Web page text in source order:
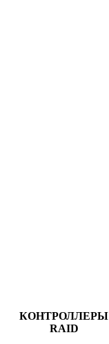
КОНТРОЛЛЕРЫ
RAID